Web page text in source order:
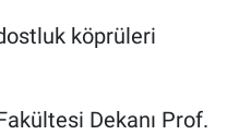
köprüleri
Dekanı Prof.